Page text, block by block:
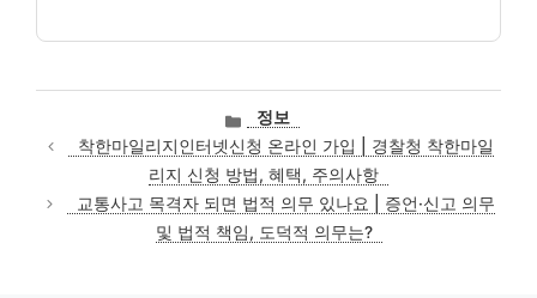
카
테
고
리
정보
착한마일리지인터넷신청 온라인 가입 | 경찰청 착한마일
리지 신청 방법, 혜택, 주의사항
교통사고 목격자 되면 법적 의무 있나요 | 증언·신고 의무
및 법적 책임, 도덕적 의무는?